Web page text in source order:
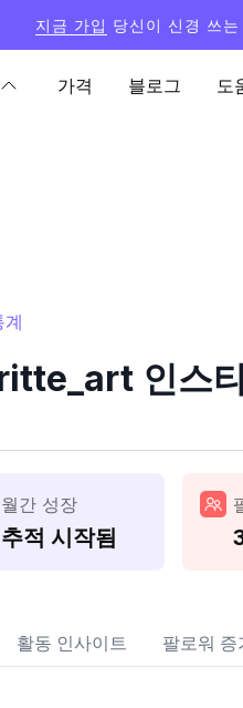
지금 가입 당신이 신경 쓰
가격 블로그 도
인스
월간 성장
추적 시작됨
활동 인사이트 팔로워 증